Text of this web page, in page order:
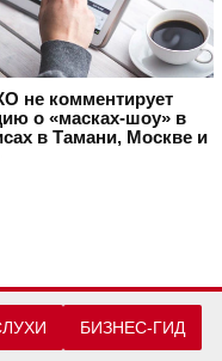
не комментирует
о «масках-шоу» в
в Тамани, Москве и
БИЗНЕС-ГИД